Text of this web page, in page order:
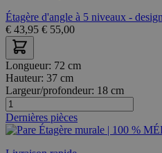
Étagère d'angle à 5 niveaux -
€ 43,95 € 55,00
Longueur: 72 cm
Hauteur: 37 cm
Largeur/profondeur: 18 cm
Dernières pièces